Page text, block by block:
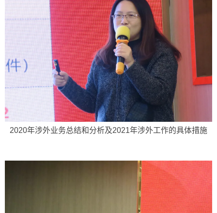
2020年涉外业务总结和分析及2021年涉外工作的具体措施